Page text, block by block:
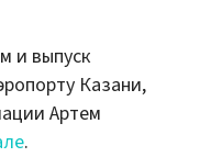
и выпуск
Казани,
Артем
.